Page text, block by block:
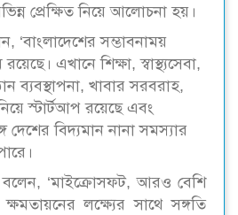
প্রেক্ষিত নিয়ে আলোচনা হয়।
‘বাংলাদেশের সম্ভাবনাময়
এখানে শিক্ষা, স্বাস্থ্যসেবা,
ব্যবস্থাপনা, খাবার সরবরাহ,
স্টার্টআপ রয়েছে এবং
বিদ্যমান নানা সমস্যার
‘মাইক্রোসফট, আরও বেশি
লক্ষ্যের সাথে সঙ্গতি